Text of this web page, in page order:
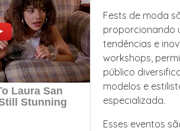
Fests de moda
proporcionando
tendências e
workshops,
público
modelos e
especializada.
Esses eventos